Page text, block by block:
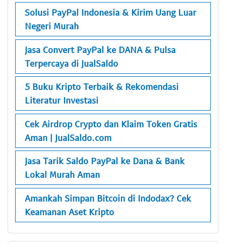
Solusi PayPal Indonesia & Kirim Uang Luar
Negeri Murah
Jasa Convert PayPal ke DANA & Pulsa
Terpercaya di JualSaldo
5 Buku Kripto Terbaik & Rekomendasi
Literatur Investasi
Cek Airdrop Crypto dan Klaim Token Gratis
Aman | JualSaldo.com
Jasa Tarik Saldo PayPal ke Dana & Bank
Lokal Murah Aman
Amankah Simpan Bitcoin di Indodax? Cek
Keamanan Aset Kripto